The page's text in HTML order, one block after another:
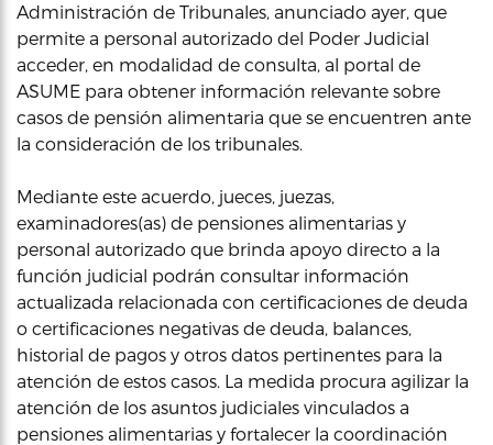
Administración de Tribunales, anunciado ayer, que
permite a personal autorizado del Poder Judicial
acceder, en modalidad de consulta, al portal de
ASUME para obtener información relevante sobre
casos de pensión alimentaria que se encuentren ante
la consideración de los tribunales.
Mediante este acuerdo, jueces, juezas,
examinadores(as) de pensiones alimentarias y
personal autorizado que brinda apoyo directo a la
función judicial podrán consultar información
actualizada relacionada con certificaciones de deuda
o certificaciones negativas de deuda, balances,
historial de pagos y otros datos pertinentes para la
atención de estos casos. La medida procura agilizar la
atención de los asuntos judiciales vinculados a
pensiones alimentarias y fortalecer la coordinación